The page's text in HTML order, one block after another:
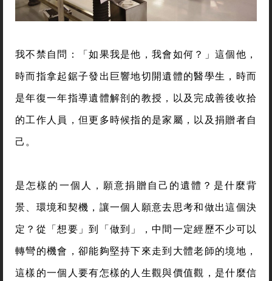
我不禁自問：「如果我是他，我會如何？」這個他，
時而指拿起鋸子發出巨響地切開遺體的醫學生，時而
是年復一年指導遺體解剖的教授，以及完成善後收拾
的工作人員，但更多時候指的是家屬，以及捐贈者自
己。
是怎樣的一個人，願意捐贈自己的遺體？是什麼背
景、環境和契機，讓一個人願意去思考和做出這個決
定？從「想要」到「做到」，中間一定經歷不少可以
轉彎的機會，卻能夠堅持下來走到大體老師的境地，
這樣的一個人要有怎樣的人生觀與價值觀，是什麼信